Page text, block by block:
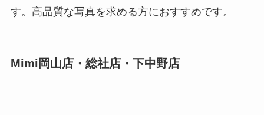
す。高品質な写真を求める方におすすめです。
Mimi岡山店・総社店・下中野店